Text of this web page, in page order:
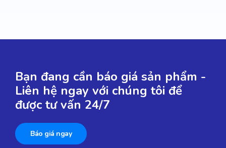
Bạn đang cần báo giá sản phẩm -
Liên hệ ngay với chúng tôi để
được tư vấn 24/7
Báo giá ngay